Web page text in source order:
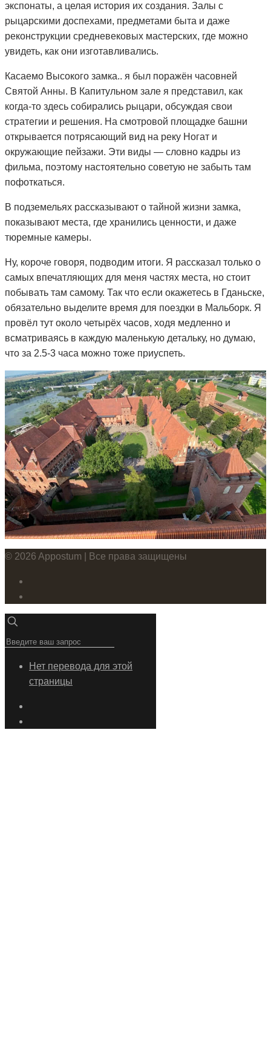
экспонаты, а целая история их создания. Залы с
рыцарскими доспехами, предметами быта и даже
реконструкции средневековых мастерских, где можно
увидеть, как они изготавливались.
Касаемо Высокого замка.. я был поражён часовней
Святой Анны. В Капитульном зале я представил, как
когда-то здесь собирались рыцари, обсуждая свои
стратегии и решения. На смотровой площадке башни
открывается потрясающий вид на реку Ногат и
окружающие пейзажи. Эти виды — словно кадры из
фильма, поэтому настоятельно советую не забыть там
пофоткаться.
В подземельях рассказывают о тайной жизни замка,
показывают места, где хранились ценности, и даже
тюремные камеры.
Ну, короче говоря, подводим итоги. Я рассказал только о
самых впечатляющих для меня частях места, но стоит
побывать там самому. Так что если окажетесь в Гданьске,
обязательно выделите время для поездки в Мальборк. Я
провёл тут около четырёх часов, ходя медленно и
всматриваясь в каждую маленькую детальку, но думаю,
что за 2.5-3 часа можно тоже приуспеть.
© 2026 Appostum | Все права защищены
Нет перевода для этой
страницы